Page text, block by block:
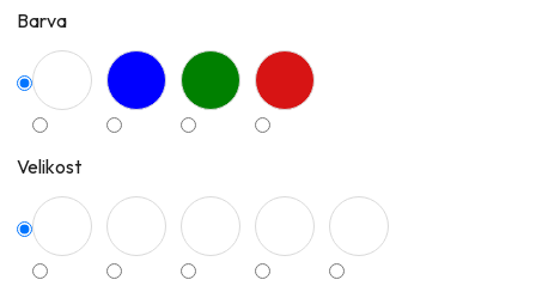
Barva
Velikost